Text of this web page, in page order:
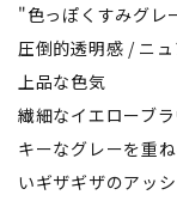
"色っぽくすみグ
圧倒的透明感 / ニ
上品な色気
繊細なイエローブ
キーなグレーを重
いギザギザのアッ